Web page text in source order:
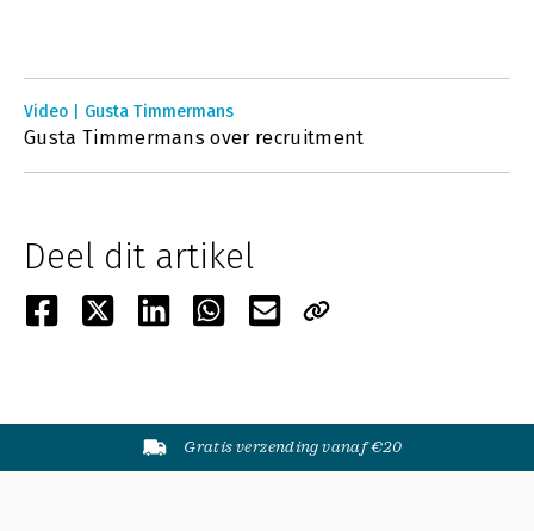
Video | Gusta Timmermans
Gusta Timmermans over recruitment
Deel dit artikel
Gratis verzending vanaf €20